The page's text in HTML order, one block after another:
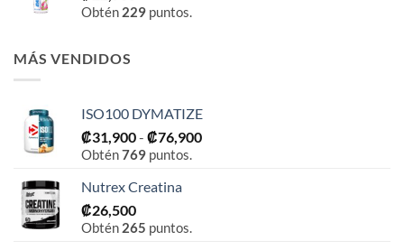
Obtén 229 puntos.
MÁS VENDIDOS
ISO100 DYMATIZE
₡31,900- ₡76,900Rango
Obtén769 puntos.
Nutrex Creatina
₡26,500
Obtén 265 puntos.